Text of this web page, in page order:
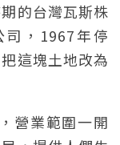
的台灣瓦斯株
，1967年停
這塊土地改為
營業範圍一開